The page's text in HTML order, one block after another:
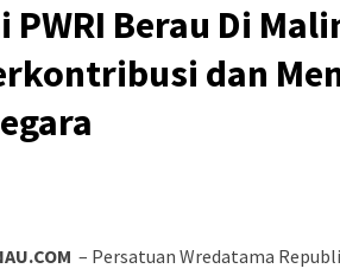
Berau Di
dan
– Persatuan Wredatama